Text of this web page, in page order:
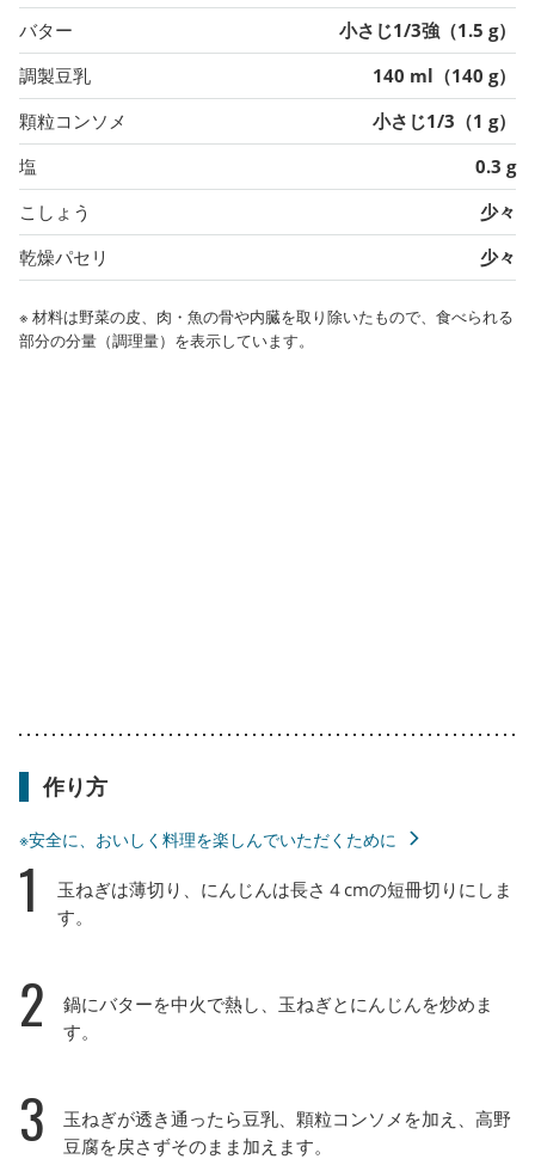
バター
小さじ1/3強（1.5 g）
調製豆乳
140 ml（140 g）
顆粒コンソメ
小さじ1/3（1 g）
塩
0.3 g
こしょう
少々
乾燥パセリ
少々
※ 材料は野菜の皮、肉・魚の骨や内臓を取り除いたもので、食べられる
部分の分量（調理量）を表示しています。
作り方
※安全に、おいしく料理を楽しんでいただくために
1
玉ねぎは薄切り、にんじんは長さ４cmの短冊切りにしま
す。
2
鍋にバターを中火で熱し、玉ねぎとにんじんを炒めま
す。
3
玉ねぎが透き通ったら豆乳、顆粒コンソメを加え、高野
豆腐を戻さずそのまま加えます。